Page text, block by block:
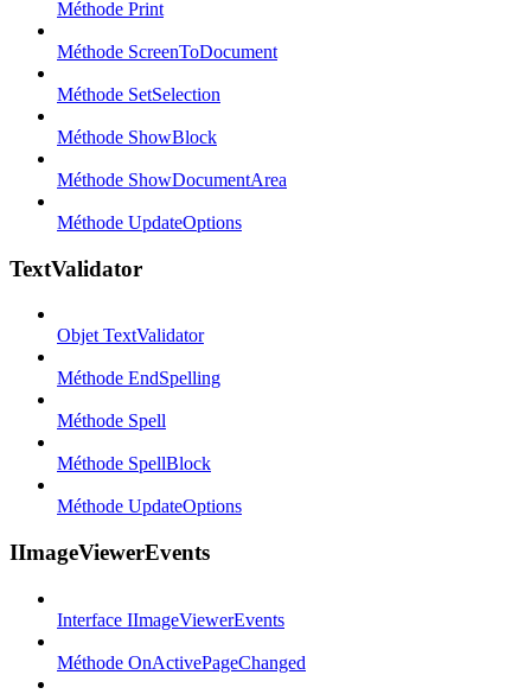
Méthode Print
Méthode ScreenToDocument
Méthode SetSelection
Méthode ShowBlock
Méthode ShowDocumentArea
Méthode UpdateOptions
TextValidator
Objet TextValidator
Méthode EndSpelling
Méthode Spell
Méthode SpellBlock
Méthode UpdateOptions
IImageViewerEvents
Interface IImageViewerEvents
Méthode OnActivePageChanged